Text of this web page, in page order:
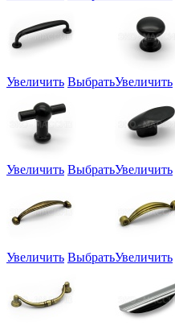
Увеличить ВыбратьУвеличить
Увеличить ВыбратьУвеличить
Увеличить ВыбратьУвеличить